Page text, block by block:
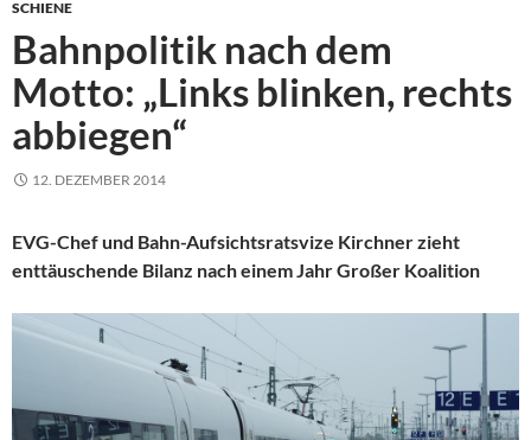
SCHIENE
Bahnpolitik nach dem
Motto: „Links blinken, rechts
abbiegen“
12. DEZEMBER 2014
EVG-Chef und Bahn-Aufsichtsratsvize Kirchner zieht
enttäuschende Bilanz nach einem Jahr Großer Koalition